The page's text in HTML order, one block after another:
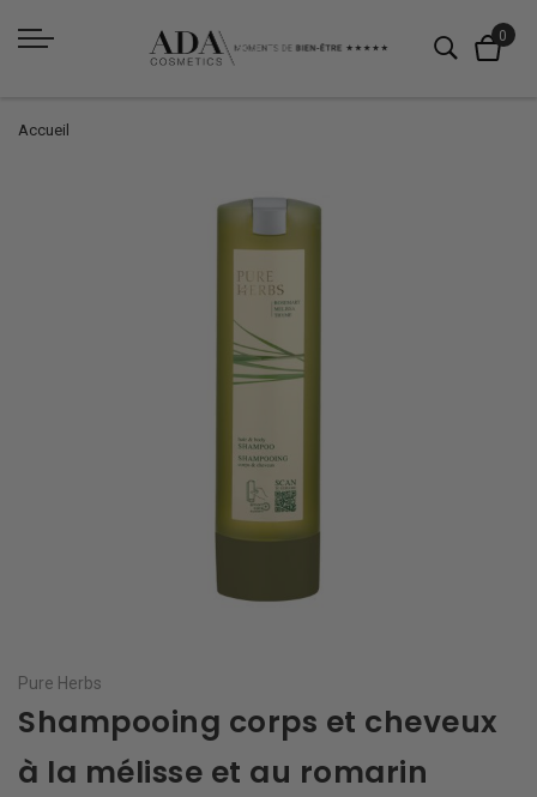
Accueil
Pure Herbs
Shampooing corps et cheveux
à la mélisse et au romarin